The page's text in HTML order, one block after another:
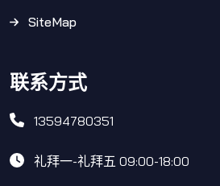
SiteMap
联系方式
13594780351
礼拜一-礼拜五 09:00-18:00